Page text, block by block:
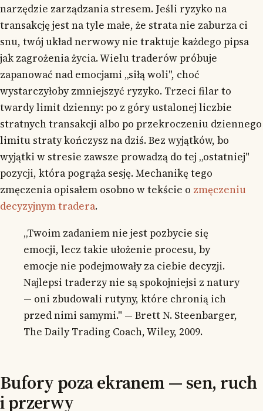
narzędzie zarządzania stresem. Jeśli ryzyko na
transakcję jest na tyle małe, że strata nie zaburza ci
snu, twój układ nerwowy nie traktuje każdego pipsa
jak zagrożenia życia. Wielu traderów próbuje
zapanować nad emocjami „siłą woli", choć
wystarczyłoby zmniejszyć ryzyko. Trzeci filar to
twardy limit dzienny: po z góry ustalonej liczbie
stratnych transakcji albo po przekroczeniu dziennego
limitu straty kończysz na dziś. Bez wyjątków, bo
wyjątki w stresie zawsze prowadzą do tej „ostatniej"
pozycji, która pogrąża sesję. Mechanikę tego
zmęczenia opisałem osobno w tekście o zmęczeniu
decyzyjnym tradera.
„Twoim zadaniem nie jest pozbycie się
emocji, lecz takie ułożenie procesu, by
emocje nie podejmowały za ciebie decyzji.
Najlepsi traderzy nie są spokojniejsi z natury
— oni zbudowali rutyny, które chronią ich
przed nimi samymi." — Brett N. Steenbarger,
The Daily Trading Coach, Wiley, 2009.
Bufory poza ekranem — sen, ruch
i przerwy